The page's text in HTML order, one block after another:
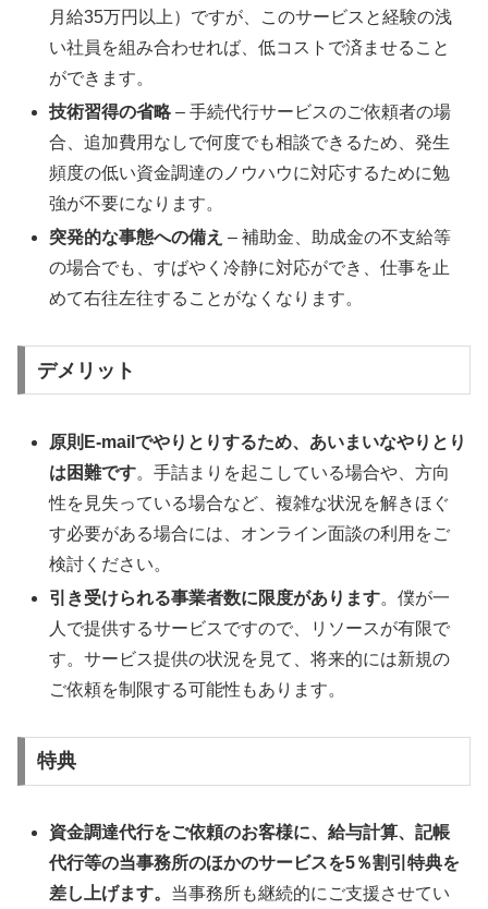
月給35万円以上）ですが、このサービスと経験の浅
い社員を組み合わせれば、低コストで済ませること
ができます。
技術習得の省略– 手続代行サービスのご依頼者の場
合、追加費用なしで何度でも相談できるため、発生
頻度の低い資金調達のノウハウに対応するために勉
強が不要になります。
突発的な事態への備え – 補助金、助成金の不支給等
の場合でも、すばやく冷静に対応ができ、仕事を止
めて右往左往することがなくなります。
デメリット
原則E-mailでやりとりするため、あいまいなやりとり
は困難です。手詰まりを起こしている場合や、方向
性を見失っている場合など、複雑な状況を解きほぐ
す必要がある場合には、オンライン面談の利用をご
検討ください。
引き受けられる事業者数に限度があります。僕が一
人で提供するサービスですので、リソースが有限で
す。サービス提供の状況を見て、将来的には新規の
ご依頼を制限する可能性もあります。
特典
資金調達代行をご依頼のお客様に、給与計算、記帳
代行等の当事務所のほかのサービスを5％割引特典を
差し上げます。 当事務所も継続的にご支援させてい